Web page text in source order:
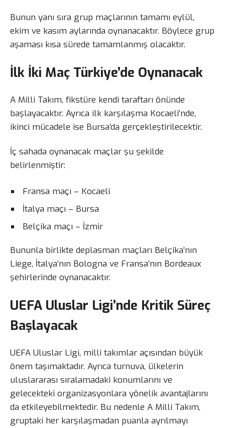
Bunun yanı sıra grup maçlarının tamamı eylül,
ekim ve kasım aylarında oynanacaktır. Böylece grup
aşaması kısa sürede tamamlanmış olacaktır.
İlk İki Maç Türkiye’de Oynanacak
A Milli Takım, fikstüre kendi taraftarı önünde
başlayacaktır. Ayrıca ilk karşılaşma Kocaeli’nde,
ikinci mücadele ise Bursa’da gerçekleştirilecektir.
İç sahada oynanacak maçlar şu şekilde
belirlenmiştir:
Fransa maçı – Kocaeli
İtalya maçı – Bursa
Belçika maçı – İzmir
Bununla birlikte deplasman maçları Belçika’nın
Liege, İtalya’nın Bologna ve Fransa’nın Bordeaux
şehirlerinde oynanacaktır.
UEFA Uluslar Ligi’nde Kritik Süreç
Başlayacak
UEFA Uluslar Ligi, milli takımlar açısından büyük
önem taşımaktadır. Ayrıca turnuva, ülkelerin
uluslararası sıralamadaki konumlarını ve
gelecekteki organizasyonlara yönelik avantajlarını
da etkileyebilmektedir. Bu nedenle A Milli Takım,
gruptaki her karşılaşmadan puanla ayrılmayı